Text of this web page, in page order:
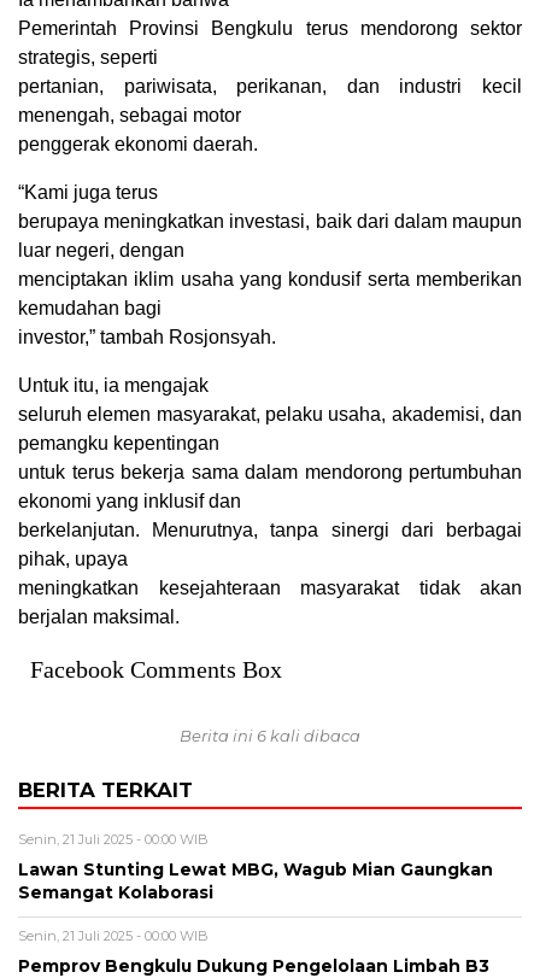
Pemerintah Provinsi Bengkulu terus mendorong sektor
strategis, seperti
pertanian, pariwisata, perikanan, dan industri kecil
menengah, sebagai motor
penggerak ekonomi daerah.
“Kami juga terus
berupaya meningkatkan investasi, baik dari dalam maupun
luar negeri, dengan
menciptakan iklim usaha yang kondusif serta memberikan
kemudahan bagi
investor,” tambah Rosjonsyah.
Untuk itu, ia mengajak
seluruh elemen masyarakat, pelaku usaha, akademisi, dan
pemangku kepentingan
untuk terus bekerja sama dalam mendorong pertumbuhan
ekonomi yang inklusif dan
berkelanjutan. Menurutnya, tanpa sinergi dari berbagai
pihak, upaya
meningkatkan kesejahteraan masyarakat tidak akan
berjalan maksimal.
Facebook Comments Box
Berita ini 6 kali dibaca
BERITA TERKAIT
Senin, 21 Juli 2025 - 00:00 WIB
Lawan Stunting Lewat MBG, Wagub Mian Gaungkan
Semangat Kolaborasi
Senin, 21 Juli 2025 - 00:00 WIB
Pemprov Bengkulu Dukung Pengelolaan Limbah B3